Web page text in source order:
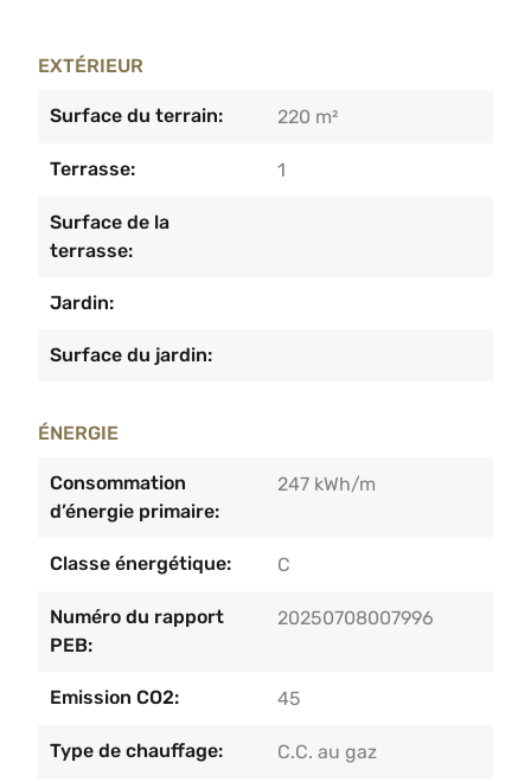
EXTÉRIEUR
Surface du terrain: 220 m²
Terrasse: 1
Surface de la
terrasse:
Jardin:
Surface du jardin:
ÉNERGIE
Consommation
d’énergie primaire:
247 kWh/m
Classe énergétique: C
Numéro du rapport
PEB:
20250708007996
Emission CO2: 45
Type de chauffage: C.C. au gaz